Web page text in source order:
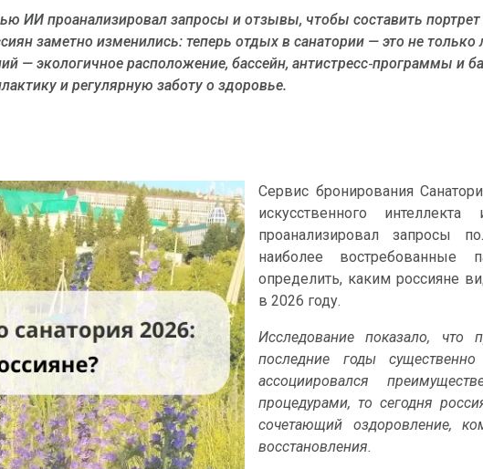
ИИ проанализировал запросы и отзывы, чтобы составить портрет
заметно изменились: теперь отдых в санатории — это не только
— экологичное расположение, бассейн, антистресс‑программы и
и регулярную заботу о здоровье.
Сервис бронирования
искусственного
проанализировал запросы
наиболее востребованные
определить, каким россияне
в 2026 году.
Исследование показало, что
последние годы
ассоциировался
процедурами, то сегодня
сочетающий оздоровление,
восстановления.